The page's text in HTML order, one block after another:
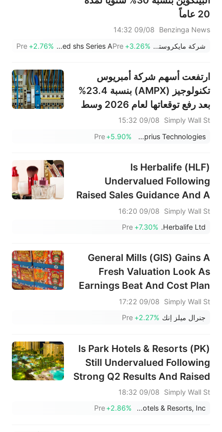
20 عاماً
Benzinga News
09/08 14:32
شركة مايكروستراتيجي +3.26%
Pre
Strategy Inc 8 % Pfd Registered shs Series A
+2.76%
Pre
ارتفعت أسهم شركة أمبريوس
تكنولوجيز (AMPX) بنسبة 23.4%
بعد رفع توقعاتها لعام 2026 وسط
تحسن اقتصاديات التصنيع
Simply Wall St
09/08 15:32
Amprius Technologies
+5.90%
Pre
Is Herbalife (HLF)
Undervalued Following
Raised Sales Guidance And A
Quarterly Loss?
Simply Wall St
09/08 16:20
Herbalife Ltd.
+7.30%
Pre
General Mills (GIS) Gains A
Fresh Valuation Look As
Earnings Beat And Cost Plan
Land
Simply Wall St
09/08 17:22
جنرال ميلز إنك +2.27%
Pre
Is Park Hotels & Resorts (PK)
Still Undervalued Following
Strong Q2 Results And Raised
Guidance?
Simply Wall St
09/08 18:32
Park Hotels & Resorts, Inc.
+2.86%
Pre